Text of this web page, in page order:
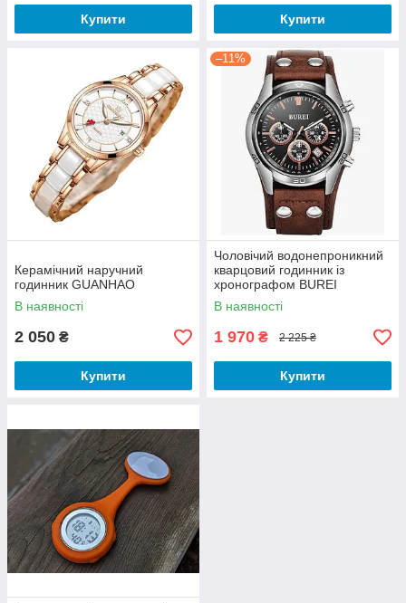
Купити Купити
Керамічний наручний
годинник GUANHAO
В наявності
2 050 ₴
Купити
–11%
Чоловічий водонепроникний
кварцовий годинник із
хронографом BUREI
В наявності
1 970 ₴ 2 225 ₴
Купити